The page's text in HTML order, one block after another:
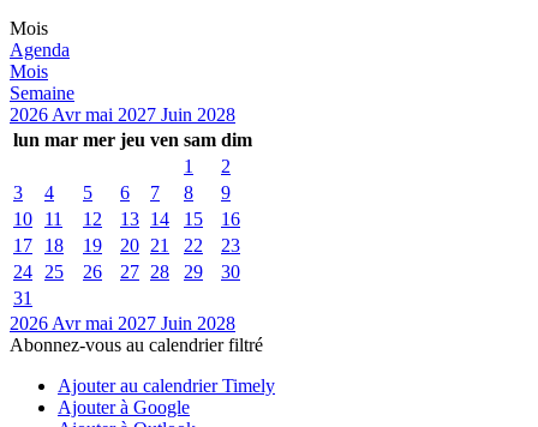
Mois
Agenda
Mois
Semaine
2026 Avrmai 2027 Juin 2028
lun mar mer jeu ven sam dim
1
2
3
4 5 6 7 8
9
10
11 12 13 14 15
16
17
18 19 20 21 22
23
24
25 26 27 28 29
30
31
2026 Avrmai 2027 Juin 2028
Abonnez-vous au calendrier filtré
Ajouter au calendrier Timely
Ajouter à Google